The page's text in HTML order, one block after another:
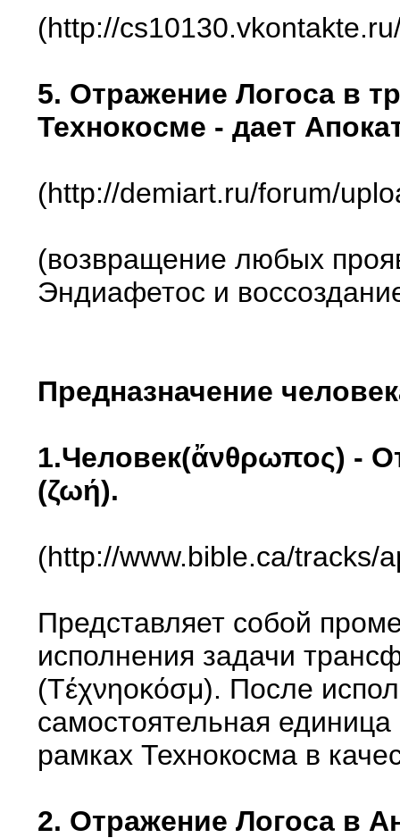
(http://
5. Отражение Логоса в
Технокосме - дает
(http://demiart.ru/forum/
(возвращение любых
Эндиафетос и
Предназначение
1.Человек(ἄνθρωπος) -
(ζωή).
(http://www.bible.ca/tracks/
Представляет собой
исполнения задачи
(Тέχνηоκόσμ). После
самостоятельная
рамках Технокосма в
2. Отражение Логоса в